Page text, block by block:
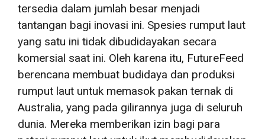
tersedia dalam jumlah besar menjadi
tantangan bagi inovasi ini. Spesies rumput laut
yang satu ini tidak dibudidayakan secara
komersial saat ini. Oleh karena itu, FutureFeed
berencana membuat budidaya dan produksi
rumput laut untuk memasok pakan ternak di
Australia, yang pada gilirannya juga di seluruh
dunia. Mereka memberikan izin bagi para